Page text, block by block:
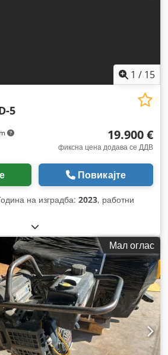
1 / 15
5
19.900 €
фиксна цена додава се ДДВ
Повикајте
на изградба: 2023, работни
Мал оглас